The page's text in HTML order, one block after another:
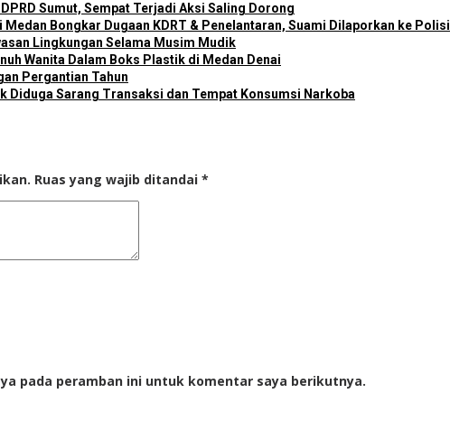
Sumut, Sempat Terjadi Aksi Saling Dorong
Medan Bongkar Dugaan KDRT & Penelantaran, Suami Dilaporkan ke Polisi
Lingkungan Selama Musim Mudik
Wanita Dalam Boks Plastik di Medan Denai
Pergantian Tahun
Diduga Sarang Transaksi dan Tempat Konsumsi Narkoba
Ruas yang wajib ditandai *
pada peramban ini untuk komentar saya berikutnya.